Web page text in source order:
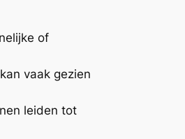
of
vaak gezien
leiden tot